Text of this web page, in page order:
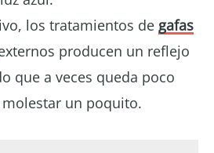
los tratamientos de gafas
producen un reflejo
que a veces queda poco
un poquito.